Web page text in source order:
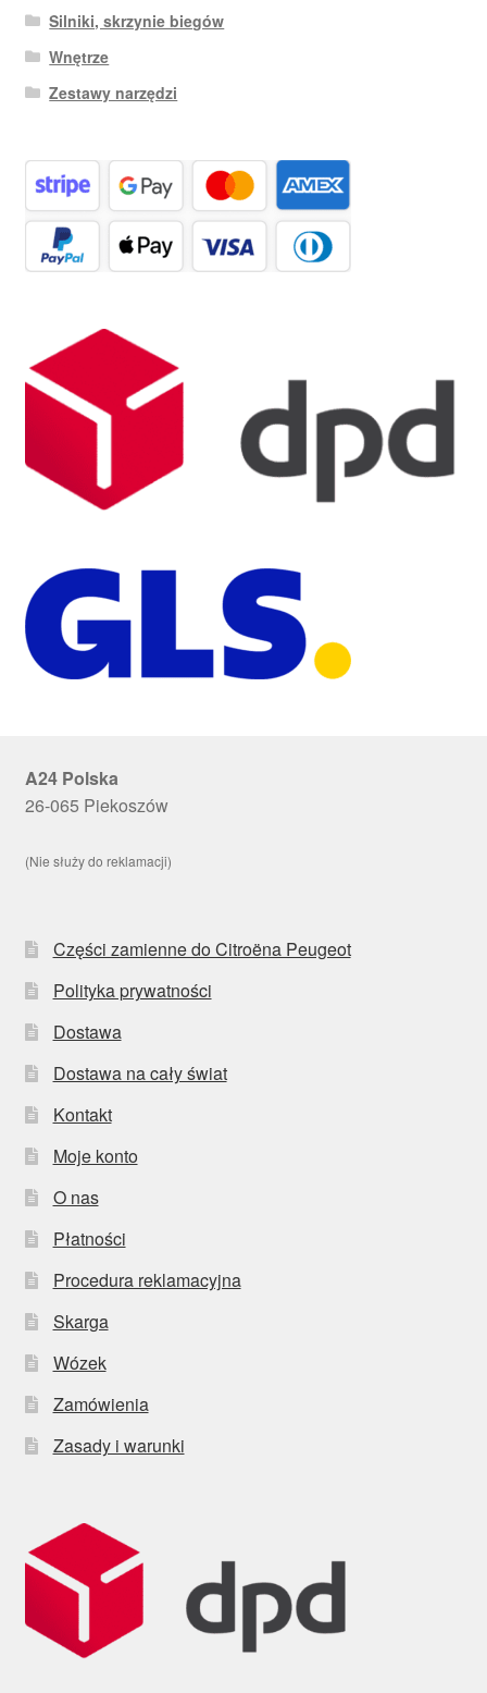
Silniki, skrzynie biegów
Wnętrze
Zestawy narzędzi
A24 Polska
26-065 Piekoszów
(Nie służy do reklamacji)
Części zamienne do Citroëna Peugeot
Polityka prywatności
Dostawa
Dostawa na cały świat
Kontakt
Moje konto
O nas
Płatności
Procedura reklamacyjna
Skarga
Wózek
Zamówienia
Zasady i warunki